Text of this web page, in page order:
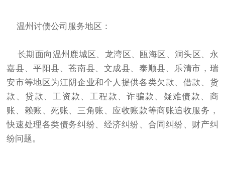
温州讨债公司服务地区：
长期面向温州鹿城区、龙湾区、瓯海区、洞头区、永
嘉县、平阳县、苍南县、文成县、泰顺县、乐清市，瑞
安市等地区为江阴企业和个人提供各类欠款、借款、货
款、贷款、工资款、工程款、诈骗款、疑难债款、商
账、赖账、死账、三角账、应收账款等商账追收服务，
快速处理各类债务纠纷、经济纠纷、合同纠纷、财产纠
纷问题。